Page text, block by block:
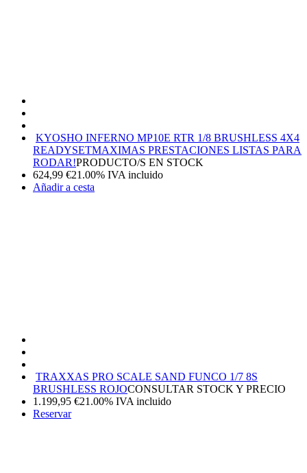
KYOSHO INFERNO MP10E RTR 1/8 BRUSHLESS 4X4
READYSETMAXIMAS PRESTACIONES LISTAS PARA
RODAR!PRODUCTO/S EN STOCK
624,99 €21.00% IVA incluido
Añadir a cesta
TRAXXAS PRO SCALE SAND FUNCO 1/7 8S
BRUSHLESS ROJOCONSULTAR STOCK Y PRECIO
1.199,95 €21.00% IVA incluido
Reservar